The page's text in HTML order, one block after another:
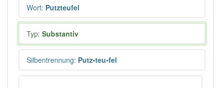
Wort: Putzteufel
Typ: Substantiv
Silbentrennung: Putz•teu•fel